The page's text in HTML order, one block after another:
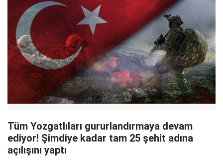
Tüm Yozgatlıları gururlandırmaya devam
ediyor! Şimdiye kadar tam 25 şehit adına
açılışını yaptı